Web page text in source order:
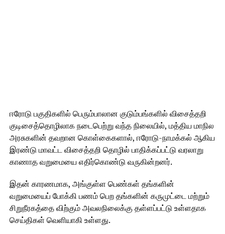
ஈரோடு பகுதிகளில் பெரும்பாலான குடும்பங்களில் விசைத்தறி
குடிசைத்தொழிலாக நடைபெற்று வந்த நிலையில், மத்திய மாநில
அரசுகளின் தவறான கொள்கைகளால், ஈரோடு-நாமக்கல் ஆகிய
இரண்டு மாவட்ட விசைத்தறி தொழில் பாதிக்கப்பட்டு வரலாறு
காணாத வறுமையை எதிர்கொண்டு வருகின்றனர்.
இதன் காரணமாக, அங்குள்ள பெண்கள் தங்களின்
வறுமையைப் போக்கி பணம் பெற தங்களின் கருமுட்டை மற்றும்
சிறுநீரகத்தை விற்கும் அவலநிலைக்கு தள்ளப்பட்டு உள்ளதாக
செய்திகள் வெளியாகி உள்ளது.